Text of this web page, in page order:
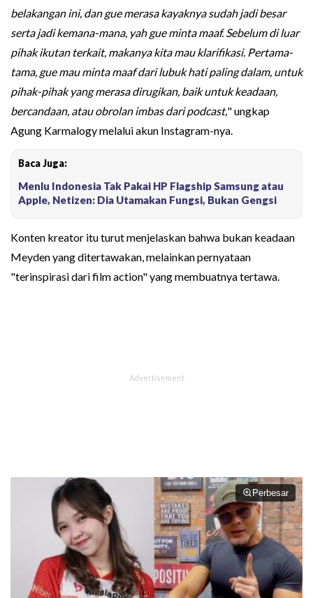
belakangan ini, dan gue merasa kayaknya sudah jadi besar
serta jadi kemana-mana, yah gue minta maaf. Sebelum di luar
pihak ikutan terkait, makanya kita mau klarifikasi. Pertama-
tama, gue mau minta maaf dari lubuk hati paling dalam, untuk
pihak-pihak yang merasa dirugikan, baik untuk keadaan,
bercandaan, atau obrolan imbas dari podcast," ungkap
Agung Karmalogy melalui akun Instagram-nya.
Baca Juga:
Menlu Indonesia Tak Pakai HP Flagship Samsung atau
Apple, Netizen: Dia Utamakan Fungsi, Bukan Gengsi
Konten kreator itu turut menjelaskan bahwa bukan keadaan
Meyden yang ditertawakan, melainkan pernyataan
"terinspirasi dari film action" yang membuatnya tertawa.
Perbesar